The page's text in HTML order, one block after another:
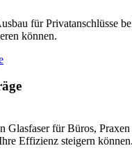
für Privatanschlüsse
können.
Glasfaser für Büros,
Effizienz steigern können.